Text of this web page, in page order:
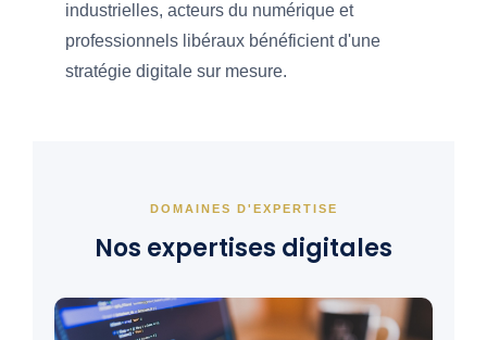
industrielles, acteurs du numérique et
professionnels libéraux bénéficient d'une
stratégie digitale sur mesure.
DOMAINES D'EXPERTISE
Nos expertises digitales